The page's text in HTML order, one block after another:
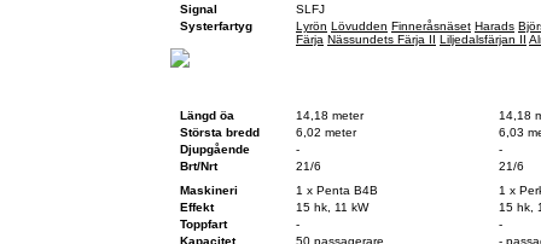
Signal
SLFJ
Systerfartyg
Lyrön Lövudden Finneråsnäset Harads
Färja Nässundets Färja II Liljedalsfärjan II
Längd öa
14,18 meter
14,18
Största bredd
6,02 meter
6,03
Djupgående
-
-
Brt/Nrt
21/6
21/6
Maskineri
1 x Penta B4B
1 x
Effekt
15 hk, 11 kW
15 hk,
Toppfart
-
-
Kapacitet
50 passagerare
-